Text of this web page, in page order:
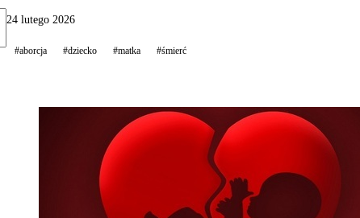
24 lutego 2026
#aborcja #dziecko #matka #śmierć